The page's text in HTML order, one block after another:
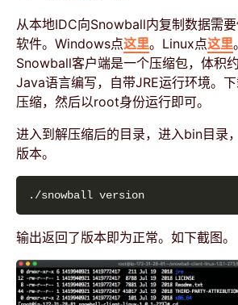
从本地IDC向Snowball内复制数据需
软件。Windows点这里。Linux点这里
Snowball客户端是一个压缩包，体积
Java语言编写，自带JRE运行环境。
压缩，然后以root身份运行即可。
进入到解压缩后的目录，进入bin目录
版本。
输出返回了版本即为正常。如下截图。